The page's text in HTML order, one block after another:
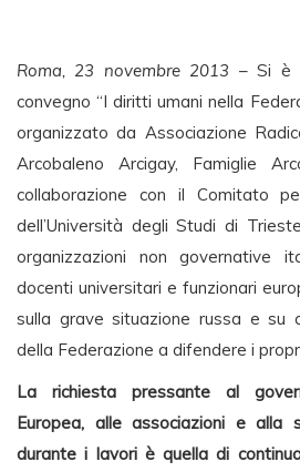
Roma, 23 novembre 2013 – Si è
convegno “I diritti umani nella
organizzato da Associazione
Arcobaleno Arcigay, Famiglie
collaborazione con il Comitato
dell’Università degli Studi di
organizzazioni non governative
docenti universitari e funzionari
sulla grave situazione russa e su
della Federazione a difendere i
La richiesta pressante al
Europea, alle associazioni e alla
durante i lavori è quella di